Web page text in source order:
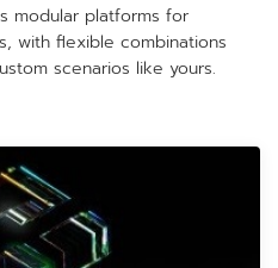
modular platforms for
with flexible combinations
scenarios like yours.